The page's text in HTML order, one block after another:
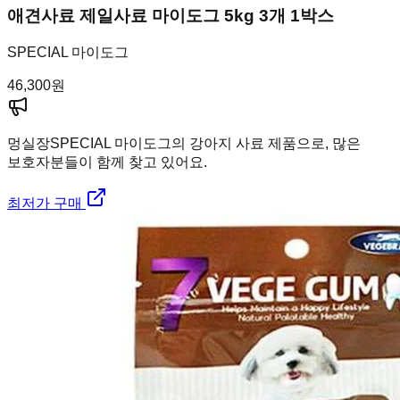
애견사료 제일사료 마이도그 5kg 3개 1박스
SPECIAL 마이도그
46,300원
멍실장SPECIAL 마이도그의 강아지 사료 제품으로, 많은
보호자분들이 함께 찾고 있어요.
최저가 구매